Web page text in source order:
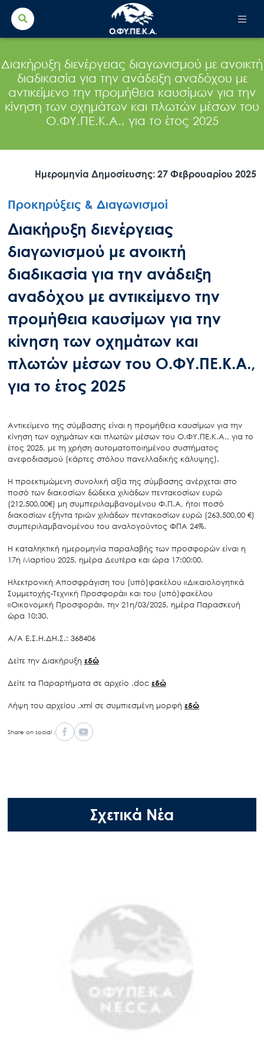
Search
for:
Διακήρυξη διενέργειας διαγωνισμού με ανοικτή
διαδικασία για την ανάδειξη αναδόχου με
αντικείμενο την προμήθεια καυσίμων για την
κίνηση των οχημάτων και πλωτών μέσων του
Ο.ΦΥ.ΠΕ.Κ.Α., για το έτος 2025
Ημερομηνία Δημοσίευσης: 27 Φεβρουαρίου 2025
Προκηρύξεις & Διαγωνισμοί
Διακήρυξη διενέργειας
διαγωνισμού με ανοικτή
διαδικασία για την ανάδειξη
αναδόχου με αντικείμενο την
προμήθεια καυσίμων για την
κίνηση των οχημάτων και
πλωτών μέσων του Ο.ΦΥ.ΠΕ.Κ.Α.,
για το έτος 2025
Αντικείμενο της σύμβασης είναι η προμήθεια καυσίμων για την
κίνηση των οχημάτων και πλωτών μέσων του Ο.ΦΥ.ΠΕ.Κ.Α., για το
έτος 2025, με τη χρήση αυτοματοποιημένου συστήματος
ανεφοδιασμού (κάρτες στόλου πανελλαδικής κάλυψης).
Η προεκτιμώμενη συνολική αξία της σύμβασης ανέρχεται στο
ποσό των διακοσίων δώδεκα χιλιάδων πεντακοσίων ευρώ
(212.500,00€) μη συμπεριλαμβανομένου Φ.Π.Α, ήτοι ποσό
διακοσίων εξήντα τριών χιλιάδων πεντακοσίων ευρώ (263.500,00 €)
συμπεριλαμβανομένου του αναλογούντος ΦΠΑ 24%.
Η καταληκτική ημερομηνία παραλαβής των προσφορών είναι η
17η Μαρτίου 2025, ημέρα Δευτέρα και ώρα 17:00:00.
Ηλεκτρονική Αποσφράγιση του (υπό)φακέλου «Δικαιολογητικά
Συμμετοχής-Τεχνική Προσφορά» και του (υπό)φακέλου
«Οικονομική Προσφορά», την 21η/03/2025, ημέρα Παρασκευή
ώρα 10:30.
Α/Α Ε.Σ.Η.ΔΗ.Σ.: 368406
Δείτε την Διακήρυξη εδώ
Δείτε τα Παραρτήματα σε αρχείο .doc εδώ
Λήψη του αρχείου .xml σε συμπιεσμένη μορφή εδώ
Share on social :
Σχετικά Νέα